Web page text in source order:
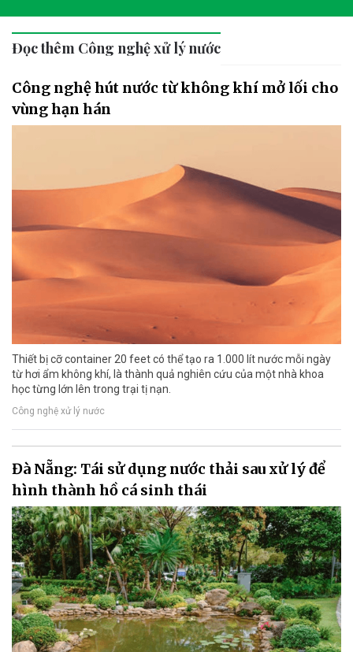
Đọc thêm Công nghệ xử lý nước
Công nghệ hút nước từ không khí mở lối cho
vùng hạn hán
Thiết bị cỡ container 20 feet có thể tạo ra 1.000 lít nước mỗi ngày
từ hơi ẩm không khí, là thành quả nghiên cứu của một nhà khoa
học từng lớn lên trong trại tị nạn.
Công nghệ xử lý nước
Đà Nẵng: Tái sử dụng nước thải sau xử lý để
hình thành hồ cá sinh thái